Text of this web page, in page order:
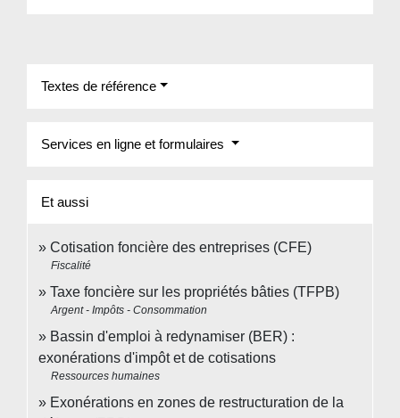
Textes de référence
Services en ligne et formulaires
Et aussi
Cotisation foncière des entreprises (CFE)
Fiscalité
Taxe foncière sur les propriétés bâties (TFPB)
Argent - Impôts - Consommation
Bassin d'emploi à redynamiser (BER) :
exonérations d'impôt et de cotisations
Ressources humaines
Exonérations en zones de restructuration de la